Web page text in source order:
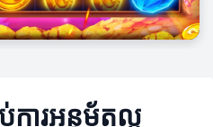
ការអនុម័តល្អ